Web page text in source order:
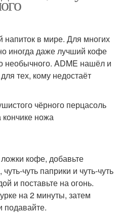
в мире. Для многих
иногда даже лучший кофе
необычного. ADME нашёл и
тех, кому недостаёт
чёрного перцасоль
кончике ножа
кофе, добавьте
чуть паприки и чуть-чуть
и поставьте на огонь.
на 2 минуты, затем
подавайте.